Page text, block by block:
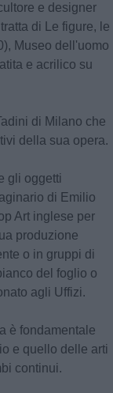
e designer
di Le figure, le
Museo dell'uomo
e acrilico su
di Milano che
della sua opera.
gli oggetti
di Emilio
Art inglese per
produzione
o in gruppi di
del foglio o
agli Uffizi.
è fondamentale
e quello delle arti
continui.